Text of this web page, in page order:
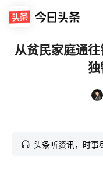
从贫民家庭通往
头条听资讯，时事